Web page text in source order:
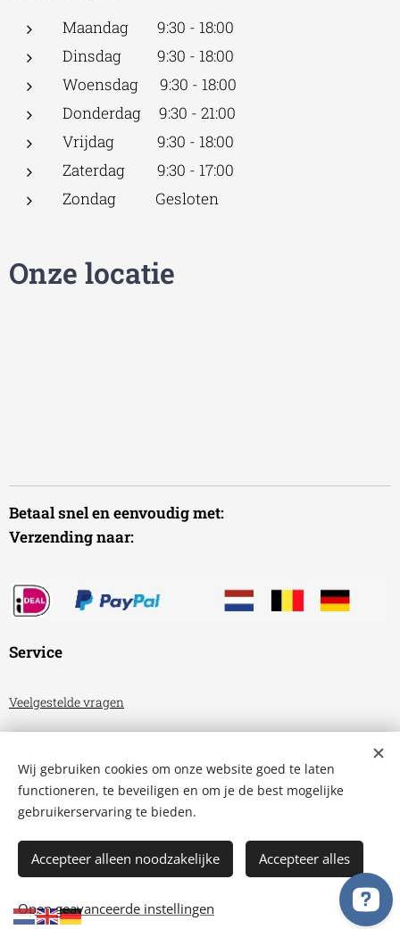
TOEVOEGEN AAN DE WINKELWAGEN
Maandag 9:30 - 18:00
Dinsdag 9:30 - 18:00
Woensdag 9:30 - 18:00
Donderdag 9:30 - 21:00
Vrijdag 9:30 - 18:00
Zaterdag 9:30 - 17:00
Zondag Gesloten
Onze locatie
Betaal snel en eenvoudig met:
Verzending naar:
Service
Veelgestelde vragen
Privacyverklaring
Aquariumhuis Friesland Cookies
Wij gebruiken cookies om onze website goed te laten
functioneren, te beveiligen en om je de best mogelijke
gebruikerservaring te bieden.
Accepteer alleen noodzakelijke Accepteer alles
Open geavanceerde instellingen